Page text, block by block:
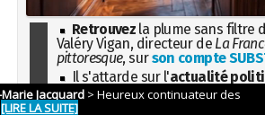
Retrouvez la plume sans filtre
Valéry Vigan, directeur de La
pittoresque, surson compte
Il s'attarde sur l'actualité
sociétaleavec la hauteur de vue de
l'Histoire